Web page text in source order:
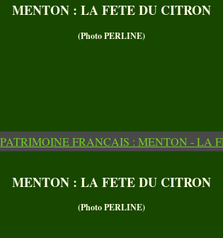
MENTON : LA FETE DU CITRON
(Photo PERLINE)
MENTON : LA FETE DU CITRON
(Photo PERLINE)